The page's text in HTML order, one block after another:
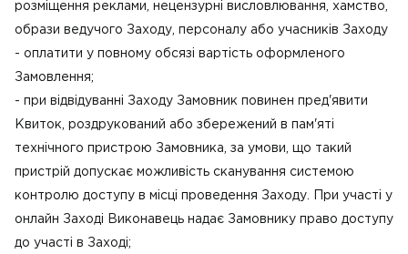
розміщення реклами, нецензурні висловлювання, хамство,
образи ведучого Заходу, персоналу або учасників Заходу
- оплатити у повному обсязі вартість оформленого
Замовлення;
- при відвідуванні Заходу Замовник повинен пред'явити
Квиток, роздрукований або збережений в пам'яті
технічного пристрою Замовника, за умови, що такий
пристрій допускає можливість сканування системою
контролю доступу в місці проведення Заходу. При участі у
онлайн Заході Виконавець надає Замовнику право доступу
до участі в Заході;